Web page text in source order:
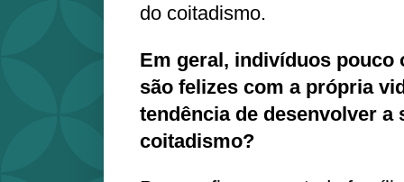
do coitadismo.
Em geral, indivíduos pouco
são felizes com a própria
tendência de desenvolver a
coitadismo?